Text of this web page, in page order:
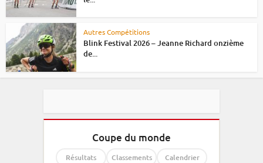
Autres Compétitions
Blink Festival 2026 – Jeanne Richard onzième
de...
Coupe du monde
Résultats Classements Calendrier